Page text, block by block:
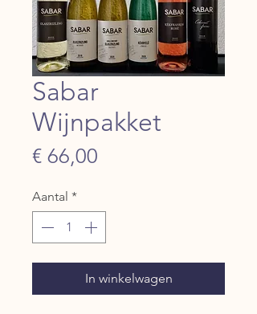
Sabar
Wijnpakket
€ 66,00
Aantal *
In winkelwagen